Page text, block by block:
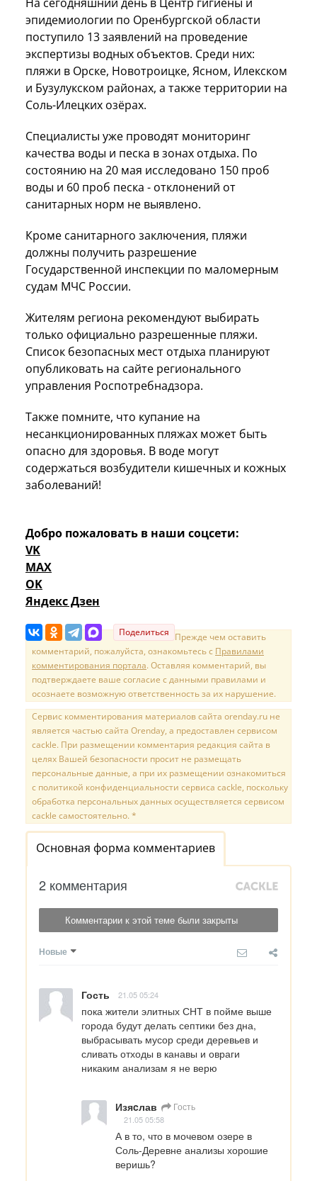
эпидемиологии по Оренбургской области
поступило 13 заявлений на проведение
экспертизы водных объектов. Среди них:
пляжи в Орске, Новотроицке, Ясном, Илекском
и Бузулукском районах, а также территории на
Соль-Илецких озёрах.
Специалисты уже проводят мониторинг
качества воды и песка в зонах отдыха. По
состоянию на 20 мая исследовано 150 проб
воды и 60 проб песка - отклонений от
санитарных норм не выявлено.
Кроме санитарного заключения, пляжи
должны получить разрешение
Государственной инспекции по маломерным
судам МЧС России.
Жителям региона рекомендуют выбирать
только официально разрешенные пляжи.
Список безопасных мест отдыха планируют
опубликовать на сайте регионального
управления Роспотребнадзора.
Также помните, что купание на
несанкционированных пляжах может быть
опасно для здоровья. В воде могут
содержаться возбудители кишечных и кожных
заболеваний!
Добро пожаловать в наши соцсети:
VK
MAX
OK
Яндекс Дзен
Поделиться Прежде чем оставить
комментарий, пожалуйста, ознакомьтесь с Правилами
комментирования портала. Оставляя комментарий, вы
подтверждаете ваше согласие с данными правилами и
осознаете возможную ответственность за их нарушение.
Сервис комментирования материалов сайта orenday.ru не
является частью сайта Orenday, а предоставлен сервисом
cackle. При размещении комментария редакция сайта в
целях Вашей безопасности просит не размещать
персональные данные, а при их размещении ознакомиться
с политикой конфиденциальности сервиса cackle, поскольку
обработка персональных данных осуществляется сервисом
cackle самостоятельно. *
Основная форма комментариев
2 комментария
Комментарии к этой теме были закрыты
Новые
Гость 21.05 05:24
пока жители элитных СНТ в пойме выше
города будут делать септики без дна,
выбрасывать мусор среди деревьев и
сливать отходы в канавы и овраги
никаким анализам я не верю
Изяcлав Гость
21.05 05:58
А в то, что в мочевом озере в
Соль-Деревне анализы хорошие
веришь?